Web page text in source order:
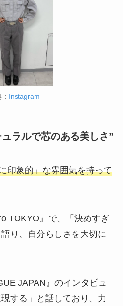
Instagram
ラルで芯のある美しさ”
印象的」な雰囲気を持って
TOKYO』で、「決めすぎ
り、自分らしさを大切に
JAPAN』のインタビュ
する」と話しており、力